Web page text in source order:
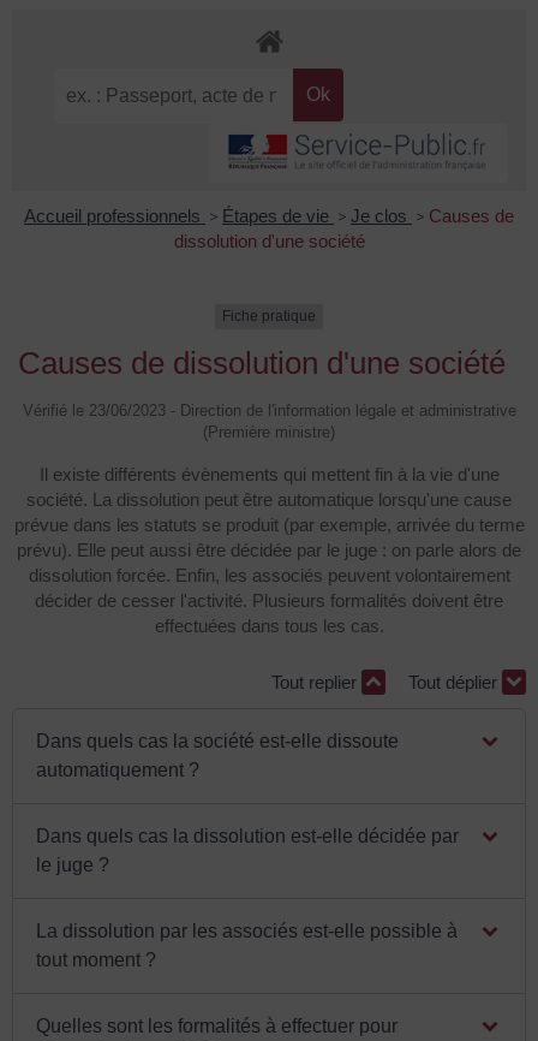
Accueil professionnels > Étapes de vie > Je clos > Causes de
dissolution d'une société
Fiche pratique
Causes de dissolution d'une société
Vérifié le 23/06/2023 - Direction de l'information légale et administrative
(Première ministre)
Il existe différents évènements qui mettent fin à la vie d'une
société. La dissolution peut être automatique lorsqu'une cause
prévue dans les statuts se produit (par exemple, arrivée du terme
prévu). Elle peut aussi être décidée par le juge : on parle alors de
dissolution forcée. Enfin, les associés peuvent volontairement
décider de cesser l'activité. Plusieurs formalités doivent être
effectuées dans tous les cas.
Tout replier Tout déplier
Dans quels cas la société est-elle dissoute
automatiquement ?
Dans quels cas la dissolution est-elle décidée par
le juge ?
La dissolution par les associés est-elle possible à
tout moment ?
Quelles sont les formalités à effectuer pour